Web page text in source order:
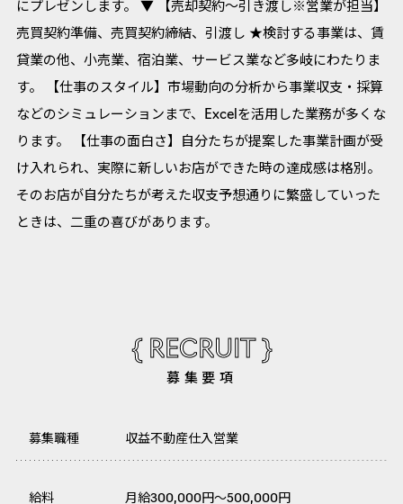
にプレゼンします。 ▼ 【売却契約～引き渡し※営業が担当】
売買契約準備、売買契約締結、引渡し ★検討する事業は、賃
貸業の他、小売業、宿泊業、サービス業など多岐にわたりま
す。 【仕事のスタイル】市場動向の分析から事業収支・採算
などのシミュレーションまで、Excelを活用した業務が多くな
ります。 【仕事の面白さ】自分たちが提案した事業計画が受
け入れられ、実際に新しいお店ができた時の達成感は格別。
そのお店が自分たちが考えた収支予想通りに繁盛していった
ときは、二重の喜びがあります。
{ RECRUIT }
募集要項
募集職種 収益不動産仕入営業
給料 月給300,000円～500,000円